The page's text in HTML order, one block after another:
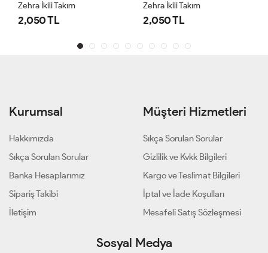
Zehra İkili Takım
2,050 TL
Zehra İkili Takım
2,050 TL
Kurumsal
Hakkımızda
Sıkça Sorulan Sorular
Banka Hesaplarımız
Sipariş Takibi
İletişim
Müşteri Hizmetleri
Sıkça Sorulan Sorular
Gizlilik ve Kvkk Bilgileri
Kargo ve Teslimat Bilgileri
İptal ve İade Koşulları
Mesafeli Satış Sözleşmesi
Sosyal Medya